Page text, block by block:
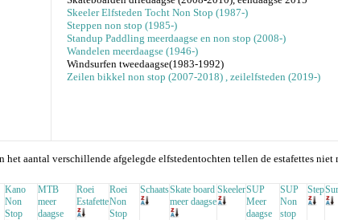
Skeeler Elfsteden Tocht Non Stop (1987-)
Steppen non stop (1985-)
Standup Paddling meerdaagse en non stop (2008-)
Wandelen meerdaagse (1946-)
Windsurfen tweedaagse(1983-1992)
Zeilen bikkel non stop (2007-2018) , zeilelfsteden (2019-)
het aantal verschillende afgelegde elfstedentochten tellen de estafettes niet
Kano
Non
Stop
MTB
meer
daagse
Roei
Estafette
Roei
Non
Stop
SchaatsSkate board
meer daagse
SkeelerSUP
Meer
daagse
SUP
Non
stop
Step